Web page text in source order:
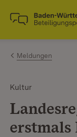
Zum Inhalt
Link zur
Meldungen
Kultur